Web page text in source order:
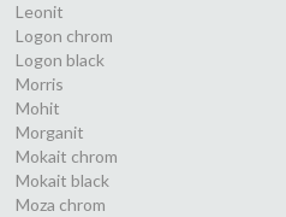
Leonit
Logon chrom
Logon black
Morris
Mohit
Morganit
Mokait chrom
Mokait black
Moza chrom